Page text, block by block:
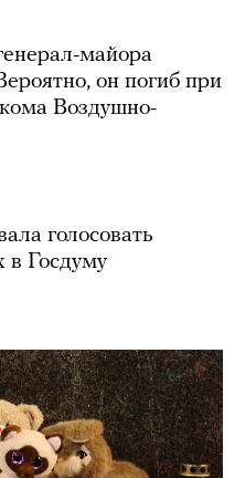
майора
он погиб при
Воздушно-
голосовать
в Госдуму